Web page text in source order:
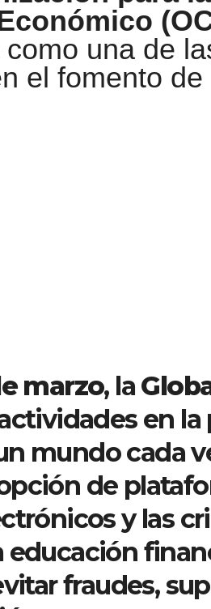
una de
el fomento
marzo, la
en
mundo cada
de
y las
educación
fraudes,